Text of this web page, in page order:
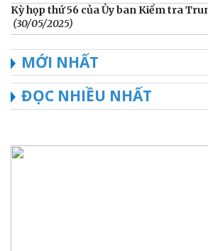
Kỳ họp thứ 56 của Ủy ban Kiểm tra
(30/05/2025)
MỚI NHẤT
ĐỌC NHIỀU NHẤT